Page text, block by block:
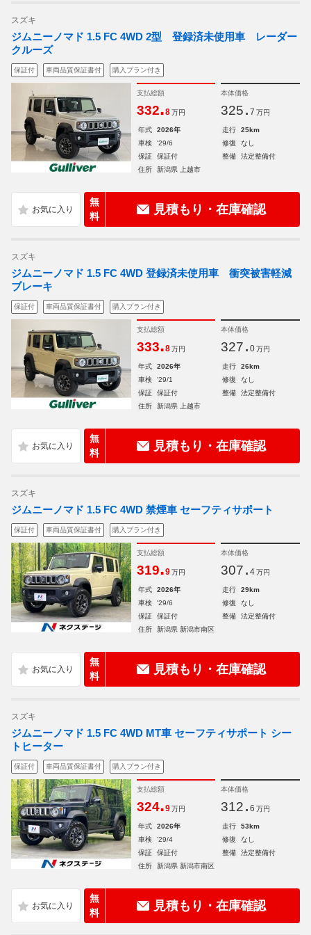
スズキ
ジムニーノマド 1.5 FC 4WD 2型 登録済未使用車 レーダー
クルーズ
保証付 車両品質保証書付 購入プラン付き
支払総額
332.8 万円
本体価格
325. 7 万円
年式 2026年 走行
25km
車検
'29/6 修復
なし
保証
保証付 整備
法定整備付
住所
新潟県 上越市
無
料
見積もり・在庫確認
スズキ
ジムニーノマド 1.5 FC 4WD 登録済未使用車 衝突被害軽減
ブレーキ
保証付 車両品質保証書付 購入プラン付き
支払総額
333.8 万円
本体価格
327. 0 万円
年式 2026年 走行
26km
車検
'29/1 修復
なし
保証
保証付 整備
法定整備付
住所
新潟県 上越市
無
料
見積もり・在庫確認
スズキ
ジムニーノマド 1.5 FC 4WD 禁煙車 セーフティサポート
保証付 車両品質保証書付 購入プラン付き
支払総額
319.9 万円
本体価格
307. 4 万円
年式 2026年 走行
29km
車検
'29/6 修復
なし
保証
保証付 整備
法定整備付
住所
新潟県 新潟市南区
無
料
見積もり・在庫確認
スズキ
ジムニーノマド 1.5 FC 4WD MT車 セーフティサポート シー
トヒーター
保証付 車両品質保証書付 購入プラン付き
支払総額
324.9 万円
本体価格
312. 6 万円
年式 2026年 走行
53km
車検
'29/4 修復
なし
保証
保証付 整備
法定整備付
住所
新潟県 新潟市南区
無
料
見積もり・在庫確認